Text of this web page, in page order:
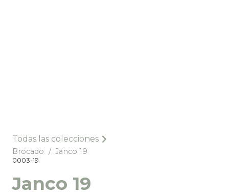
Todas las colecciones
Brocado / Janco 19
0003-19
Janco 19